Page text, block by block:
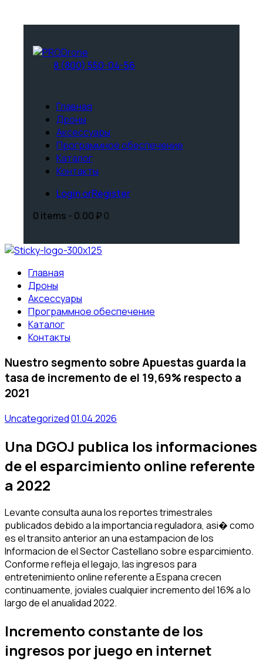
8 (800) 550-04-56
Главная
Дроны
Аксессуары
Программное обеспечение
Каталог
Контакты
Login orRegister
0 items - 0.00 ₽ 0
Главная
Дроны
Аксессуары
Программное обеспечение
Каталог
Контакты
Nuestro segmento sobre Apuestas guarda la
tasa de incremento de el 19,69% respecto a
2021
Uncategorized01.04.2026
Una DGOJ publica los informaciones
de el esparcimiento online referente
a 2022
Levante consulta auna los reportes trimestrales
publicados debido a la importancia reguladora, asi� como
es el transito anterior an una estampacion de los
Informacion de el Sector Castellano sobre esparcimiento.
Conforme refleja el legajo, las ingresos para
entretenimiento online referente a Espana crecen
continuamente, joviales cualquier incremento del 16% a lo
largo de el anualidad 2022.
Incremento constante de los
ingresos por juego en internet